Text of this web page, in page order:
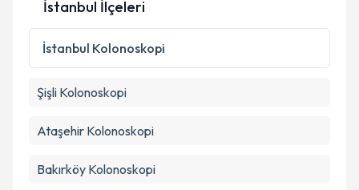
İstanbul İlçeleri
İstanbul Kolonoskopi
Şişli Kolonoskopi
Ataşehir Kolonoskopi
Bakırköy Kolonoskopi